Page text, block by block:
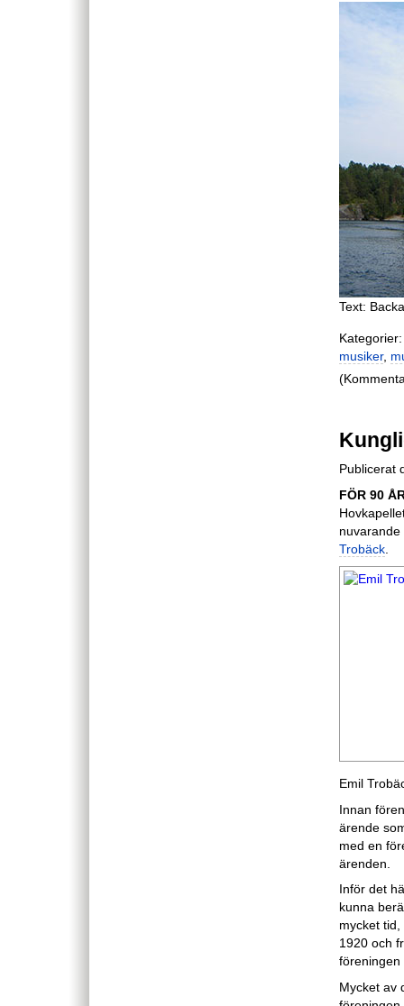
Text:
Kategorier:
musiker,
Publicerat
FÖR 90
Trobäck
Emil
Innan
ärende
med en
ärenden.
Inför det
kunna
mycket
1920 och
föreningen
Mycket av